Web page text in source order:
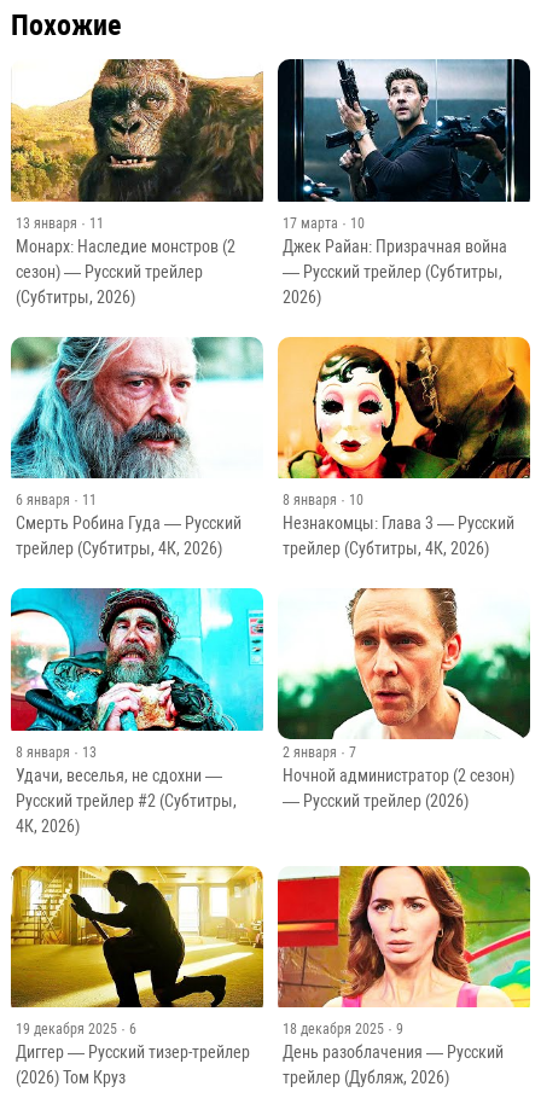
Похожие
13 января · 11
Монарх: Наследие монстров (2
сезон) — Русский трейлер
(Субтитры, 2026)
17 марта · 10
Джек Райан: Призрачная война
— Русский трейлер (Субтитры,
2026)
6 января · 11
Смерть Робина Гуда — Русский
трейлер (Субтитры, 4К, 2026)
8 января · 10
Незнакомцы: Глава 3 — Русский
трейлер (Субтитры, 4К, 2026)
8 января · 13
Удачи, веселья, не сдохни —
Русский трейлер #2 (Субтитры,
4К, 2026)
2 января · 7
Ночной администратор (2 сезон)
— Русский трейлер (2026)
19 декабря 2025 · 6
Диггер — Русский тизер-трейлер
(2026) Том Круз
18 декабря 2025 · 9
День разоблачения — Русский
трейлер (Дубляж, 2026)